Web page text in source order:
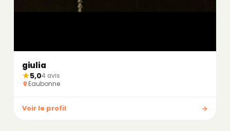
giulia
5,04 avis
Eaubonne
Voir le profil